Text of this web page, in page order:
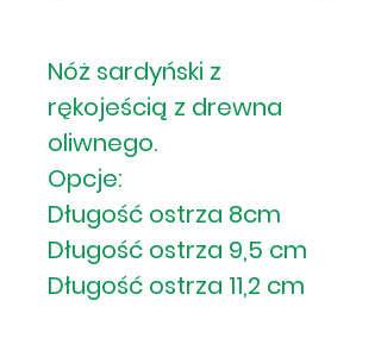
Nóż sardyński z
rękojeścią z drewna
oliwnego.
Opcje:
Długość ostrza 8cm
Długość ostrza 9,5 cm
Długość ostrza 11,2 cm